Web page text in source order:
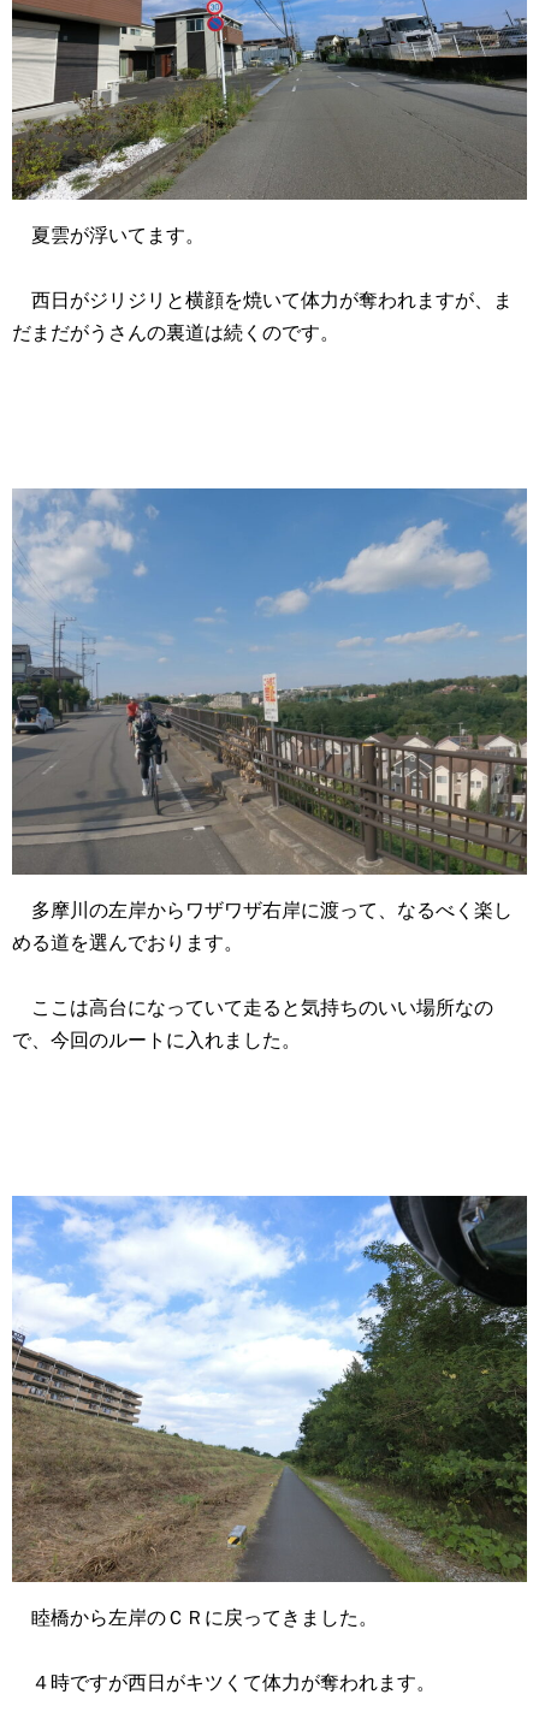
夏雲が浮いてます。
西日がジリジリと横顔を焼いて体力が奪われますが、ま
だまだがうさんの裏道は続くのです。
多摩川の左岸からワザワザ右岸に渡って、なるべく楽し
める道を選んでおります。
ここは高台になっていて走ると気持ちのいい場所なの
で、今回のルートに入れました。
睦橋から左岸のＣＲに戻ってきました。
４時ですが西日がキツくて体力が奪われます。